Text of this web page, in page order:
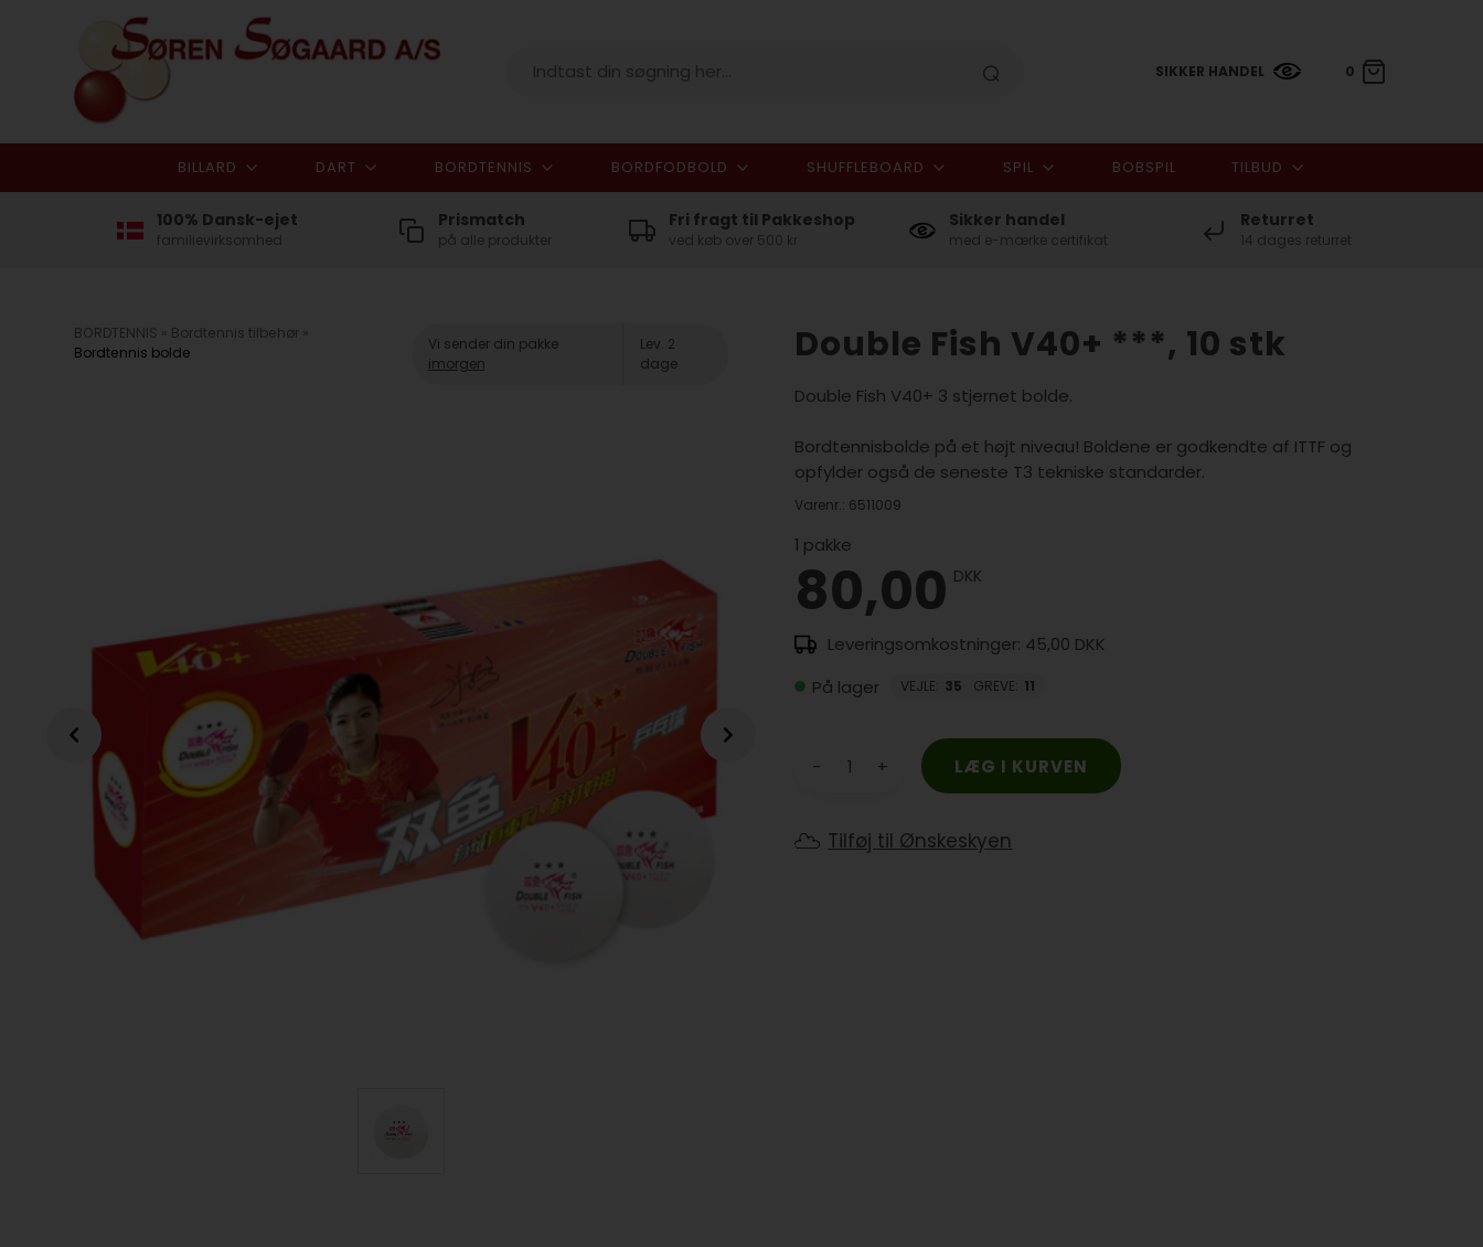
SIKKER HANDEL 0
I alt 0,00 DKK
BILLARD DART BORDTENNIS BORDFODBOLD SHUFFLEBOARD SPIL BOBSPIL TILBUD
100% Dansk-ejet
familievirksomhed
Prismatch
på alle produkter
Fri fragt til Pakkeshop
ved køb over 500 kr
Sikker handel
med e-mærke certifikat
Returret
14 dages returret
BORDTENNIS » Bordtennis tilbehør »
Bordtennis bolde
Vi sender din pakke
imorgen
Lev. 2
dage
Double Fish V40+ ***, 10 stk
Double Fish V40+ 3 stjernet bolde.
Bordtennisbolde på et højt niveau! Boldene er godkendte af ITTF og
opfylder også de seneste T3 tekniske standarder.
Varenr.: 6511009
1 pakke
80,00 DKK
45,00 DKK
På lager
VEJLE: 35 GREVE: 11
- +
Tilføj til Ønskeskyen